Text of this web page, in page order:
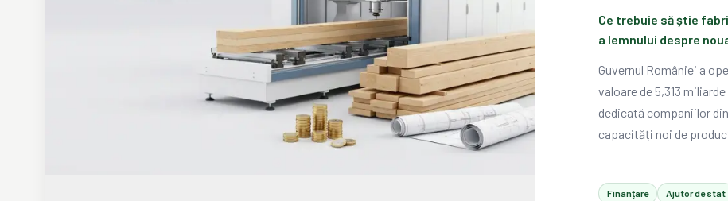
Ce trebuie să știe
a lemnului despre
Guvernul României a
valoare de 5,313
dedicată companiilor
capacități noi de
Finanțare Ajutor de stat